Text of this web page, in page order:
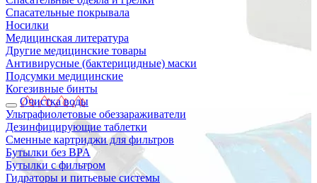
Спасательные покрывала
Носилки
Медицинская литература
Другие медицинские товары
Антивирусные (бактерицидные) маски
Подсумки медицинские
Когезивные бинты
Очистка воды
Ультрафиолетовые обеззараживатели
Дезинфицирующие таблетки
Сменные картриджи для фильтров
Бутылки без BPA
Бутылки с фильтром
Гидраторы и питьевые системы